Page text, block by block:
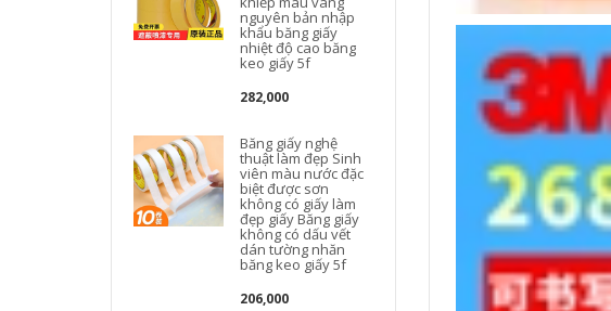
nguyên bản nhập
khẩu băng giấy
nhiệt độ cao băng
keo giấy 5f
282,000
Băng giấy nghệ
thuật làm đẹp Sinh
viên màu nước đặc
biệt được sơn
không có giấy làm
đẹp giấy Băng giấy
không có dấu vết
dán tường nhăn
băng keo giấy 5f
206,000
keo giấy loại tốt
202,000
Băng keo dán mặt
nạ FCL phun sơn để
che tường không
dấu vết 50 mét Giấy
dán mặt nạ đặc biệt
dành cho sinh viên
mỹ thuật không có
dấu vết xé bằng tay
Băng keo dán mặt
nạ văn bản Hoa Kỳ
băng dính viết được
chữ
435,000